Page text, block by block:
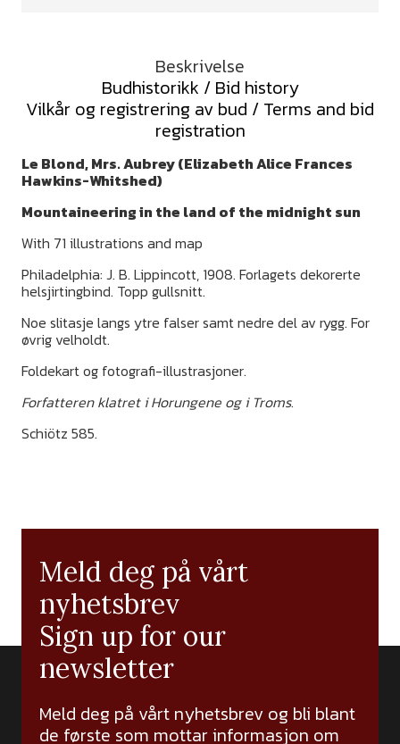
Beskrivelse
Budhistorikk / Bid history
Vilkår og registrering av bud / Terms and bid
registration
Le Blond, Mrs. Aubrey (Elizabeth Alice Frances
Hawkins-Whitshed)
Mountaineering in the land of the midnight sun
With 71 illustrations and map
Philadelphia: J. B. Lippincott, 1908. Forlagets dekorerte
helsjirtingbind. Topp gullsnitt.
Noe slitasje langs ytre falser samt nedre del av rygg. For
øvrig velholdt.
Foldekart og fotografi-illustrasjoner.
Forfatteren klatret i Horungene og i Troms.
Schiötz 585.
Meld deg på vårt
nyhetsbrev
Sign up for our
newsletter
Meld deg på vårt nyhetsbrev og bli blant
de første som mottar informasjon om